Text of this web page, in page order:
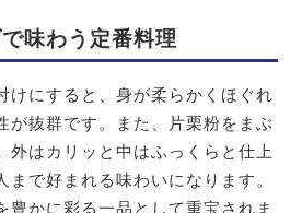
味わう定番料理
けにすると、身が柔らかくほぐれ
が抜群です。また、片栗粉をまぶ
外はカリッと中はふっくらと仕上
まで好まれる味わいになります。
豊かに彩る一品として重宝されま